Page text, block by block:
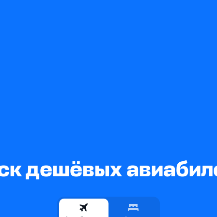
дешёвых